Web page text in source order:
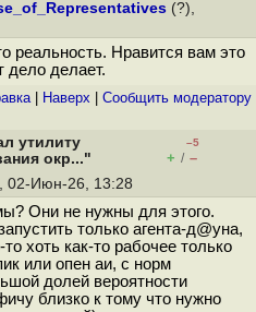
(?),
реальность. Нравится вам это
дело делает.
| Наверх Cообщить модератору
утилиту
окр..."
–5
+ / –
02-Июн-26, 13:28
Они не нужны для этого.
только агента-д@уна,
хоть как-то рабочее только
или опен аи, с норм
долей вероятности
близко к тому что нужно